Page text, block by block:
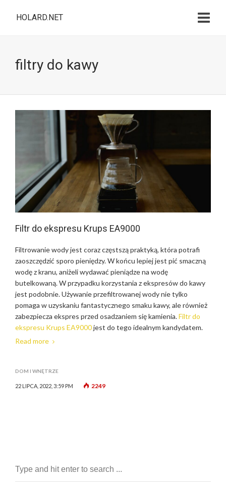
HOLARD.NET
filtry do kawy
Filtr do ekspresu Krups EA9000
Filtrowanie wody jest coraz częstszą praktyką, która potrafi
zaoszczędzić sporo pieniędzy. W końcu lepiej jest pić smaczną
wodę z kranu, aniżeli wydawać pieniądze na wodę
butelkowaną. W przypadku korzystania z ekspresów do kawy
jest podobnie. Używanie przefiltrowanej wody nie tylko
pomaga w uzyskaniu fantastycznego smaku kawy, ale również
zabezpiecza ekspres przed osadzaniem się kamienia.Filtr do
ekspresu Krups EA9000jest do tego idealnym kandydatem.
Read more
DOM I WNĘTRZE
22 LIPCA, 2022, 3:59 PM 2249